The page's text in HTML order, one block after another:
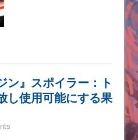
ン』スポイラー：ト
し使用可能にする果